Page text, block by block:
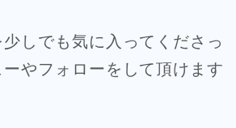
しでも気に入ってくださっ
やフォローをして頂けます